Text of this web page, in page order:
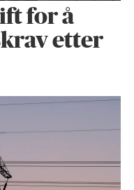
for å
etter